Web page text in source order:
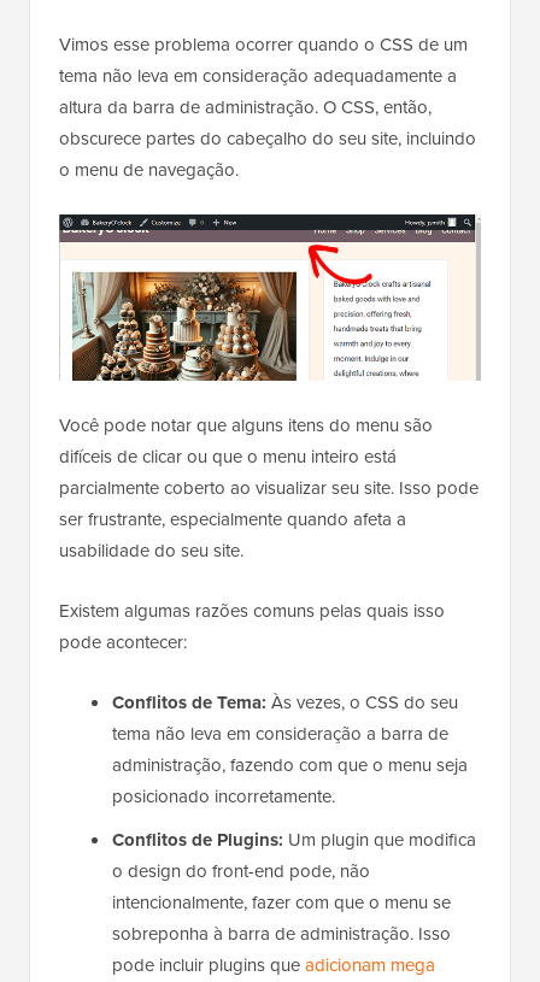
Vimos esse problema ocorrer quando o CSS de um
tema não leva em consideração adequadamente a
altura da barra de administração. O CSS, então,
obscurece partes do cabeçalho do seu site, incluindo
o menu de navegação.
Você pode notar que alguns itens do menu são
difíceis de clicar ou que o menu inteiro está
parcialmente coberto ao visualizar seu site. Isso pode
ser frustrante, especialmente quando afeta a
usabilidade do seu site.
Existem algumas razões comuns pelas quais isso
pode acontecer:
Conflitos de Tema: Às vezes, o CSS do seu
tema não leva em consideração a barra de
administração, fazendo com que o menu seja
posicionado incorretamente.
Conflitos de Plugins: Um plugin que modifica
o design do front-end pode, não
intencionalmente, fazer com que o menu se
sobreponha à barra de administração. Isso
pode incluir plugins queadicionam mega